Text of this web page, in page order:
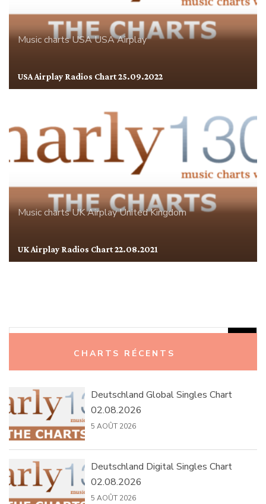
Music chartsUSAUSA Airplay
USA Airplay Radios Chart 25.09.2022
Music chartsUK AirplayUnited Kingdom
UK Airplay Radios Chart 22.08.2021
CHARTS RÉCENTS
Deutschland Global Singles Chart
02.08.2026
5 AOÛT 2026
Deutschland Digital Singles Chart
02.08.2026
5 AOÛT 2026